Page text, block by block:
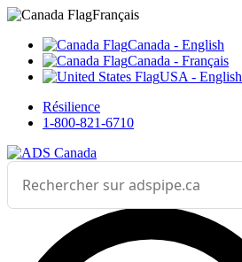
___



Sélectionnez votre langue
Français
Canada - English
Canada - Français
USA - English
Résilience
1-800-821-6710
Effectuer une recherche